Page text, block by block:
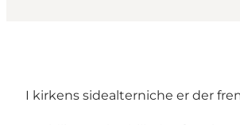
I kirkens sidealterniche er der